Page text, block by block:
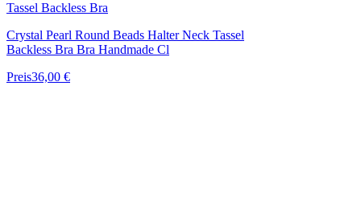
Crystal Pearl Round Beads Halter Neck Tassel
Backless Bra Bra Handmade Cl
Preis36,00 €